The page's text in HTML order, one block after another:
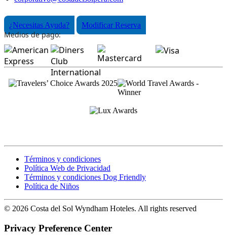
¿Necesitas Ayuda? Modificar Reserva
Medios de pago:
Términos y condiciones
Política Web de Privacidad
Términos y condiciones Dog Friendly
Política de Niños
© 2026 Costa del Sol Wyndham Hoteles. All rights reserved
Privacy Preference Center